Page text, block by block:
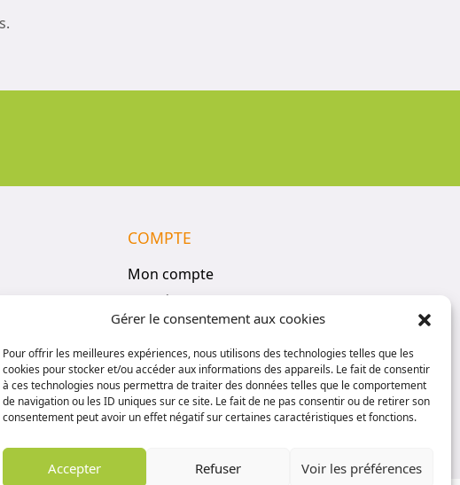
Gérer le consentement aux cookies
Pour offrir les meilleures expériences, nous utilisons des technologies telles que les
cookies pour stocker et/ou accéder aux informations des appareils. Le fait de consentir
à ces technologies nous permettra de traiter des données telles que le comportement
de navigation ou les ID uniques sur ce site. Le fait de ne pas consentir ou de retirer son
consentement peut avoir un effet négatif sur certaines caractéristiques et fonctions.
Accepter Refuser Voir les préférences
COMPTE
Mon compte
Vos réservations
Panier
Politique de confidentialité
Conditions générales de vente